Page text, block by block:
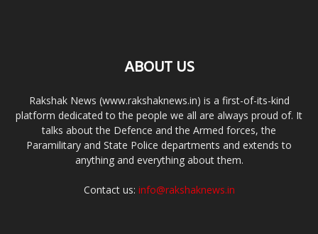
ABOUT US
Rakshak News (www.rakshaknews.in) is a first-of-its-kind
platform dedicated to the people we all are always proud of. It
talks about the Defence and the Armed forces, the
Paramilitary and State Police departments and extends to
anything and everything about them.
Contact us: info@rakshaknews.in